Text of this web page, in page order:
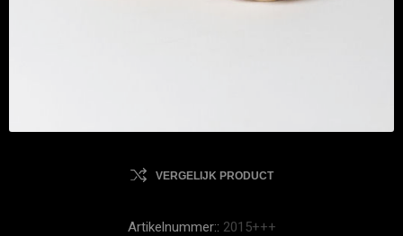
VERGELIJK PRODUCT
Artikelnummer:: 2015+++